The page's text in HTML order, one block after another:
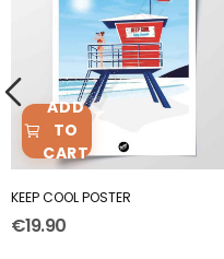
ADD
TO
CART
KEEP COOL POSTER
€19.90